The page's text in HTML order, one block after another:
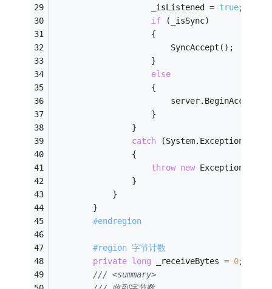
                    _isListened =
true;
if (_isSync)
                    {
                        SyncAccept();
                    }
else
                    {
                    }
                }
catch (System.Exception ex)
                {
throw new
                }
            }
        }
#endregion
#region 字节计数
private long _receiveBytes = 0;
/// <summary>